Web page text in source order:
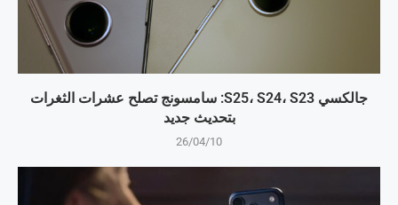
جالكسي S25، S24، S23: سامسونج تصلح عشرات الثغرات
بتحديث جديد
26/04/10